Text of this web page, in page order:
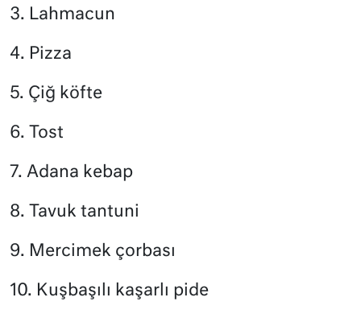
3. Lahmacun
4. Pizza
5. Çiğ köfte
6. Tost
7. Adana kebap
8. Tavuk tantuni
9. Mercimek çorbası
10. Kuşbaşılı kaşarlı pide